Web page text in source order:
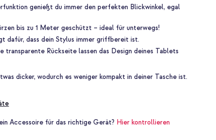
genießt du immer den perfekten Blickwinkel, egal
bis zu 1 Meter geschützt – ideal für unterwegs!
dafür, dass dein Stylus immer griffbereit ist.
transparente Rückseite lassen das Design deines Tablets
dicker, wodurch es weniger kompakt in deiner Tasche ist.
Accessoire für das richtige Gerät? Hier kontrollieren